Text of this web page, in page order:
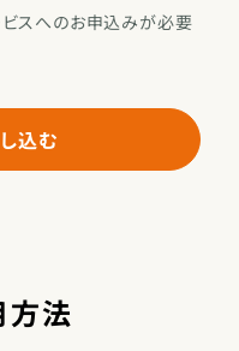
スへのお申込みが必要
込む
方法